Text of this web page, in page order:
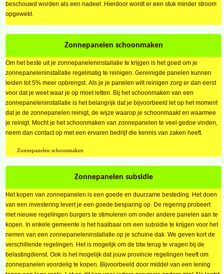
beschouwd worden als een nadeel. Hierdoor wordt er een stuk minder stroom
opgewekt.
Zonnepanelen schoonmaken
Om het beste uit je zonnepaneleninstallatie te krijgen is het goed om je
zonnepaneleninstallatie regelmatig te reinigen. Gereinigde panelen kunnen
leiden tot 5% meer opbrengst. Als je je panelen wilt reinigen zorg er dan eerst
voor dat je weet waar je op moet letten. Bij het schoonmaken van een
zonnepaneleninstallatie is het belangrijk dat je bijvoorbeeld let op het moment
dat je de zonnepanelen reinigt, de wijze waarop je schoonmaakt en waarmee
je reinigt. Mocht je het schoonmaken van zonnepanelen te veel gedoe vinden,
neem dan contact op met een ervaren bedrijf die kennis van zaken heeft.
Zonnepanelen schoonmaken
Zonnepanelen subsidie
Het kopen van zonnepanelen is een goede en duurzame besteding. Het doen
van een investering levert je een goede besparing op. De regering probeert
met nieuwe regelingen burgers te stimuleren om onder andere panelen aan te
kopen. In enkele gemeente is het haalbaar om een subsidie te krijgen voor het
nemen van een zonnepaneleninstallatie op je schuine dak. We geven kort de
verschillende regelingen. Het is mogelijk om de btw terug te vragen bij de
belastingdienst. Ook is het mogelijk dat jouw provincie regelingen heeft om
zonnepanelen voordelig te kopen. Bijvoorbeeld door middel van een lening